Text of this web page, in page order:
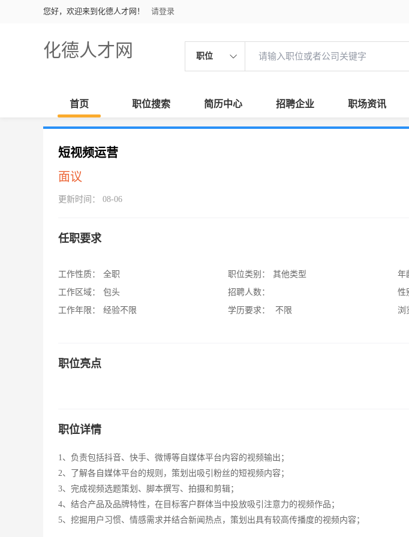
您好，欢迎来到化德人才网！ 请登录
化德人才网 职位
首页 职位搜索 简历中心 招聘企业 职场资讯
短视频运营
面议
更新时间： 08-06
任职要求
工作性质：
全职
工作区域：
包头
工作年限：
经验不限
职位类别：
其他类型
招聘人数：
学历要求：
不限
年
性
浏
职位亮点
职位详情
1、负责包括抖音、快手、微博等自媒体平台内容的视频输出；
2、了解各自媒体平台的规则，策划出吸引粉丝的短视频内容；
3、完成视频选题策划、脚本撰写、拍摄和剪辑；
4、结合产品及品牌特性，在目标客户群体当中投放吸引注意力的视频作品；
5、挖掘用户习惯、情感需求并结合新闻热点，策划出具有较高传播度的视频内容；